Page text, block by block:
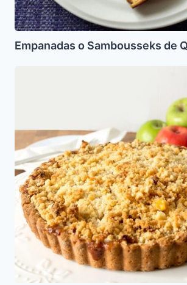
Empanadas o Sambousseks de
Cubierta
Streussel